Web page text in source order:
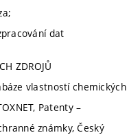
dat
ZDROJŮ
vlastností chemických
Patenty –
známky, Český